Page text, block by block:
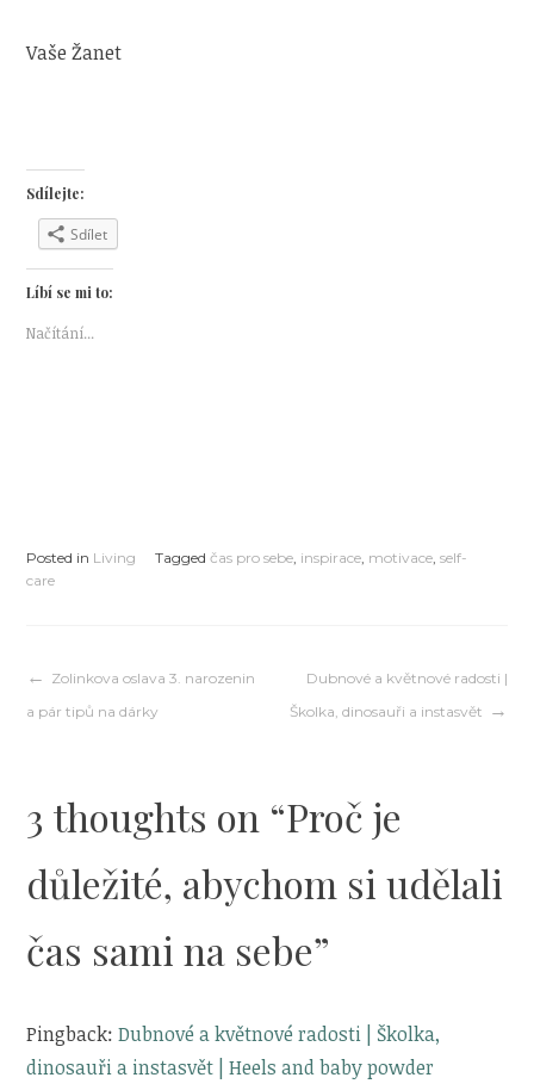
Vaše Žanet
Sdílejte:
Sdílet
Líbí se mi to:
Načítání...
Posted in Living Taggedčas pro sebe inspirace motivace ,self-
care
Navigace
příspěvek
Zolinkova oslava 3. narozenin
a pár tipů na dárky
Dubnové a květnové radosti |
Školka, dinosauři a instasvět
3 thoughts on “Proč je
důležité, abychom si udělali
čas sami na sebe”
Pingback:Dubnové a květnové radosti | Školka,
dinosauři a instasvět | Heels and baby powder